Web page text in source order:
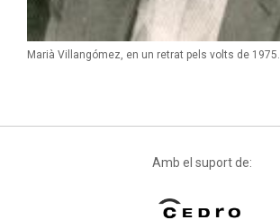
Marià Villangómez, en un retrat pels volts de 1975.
Amb el suport de: